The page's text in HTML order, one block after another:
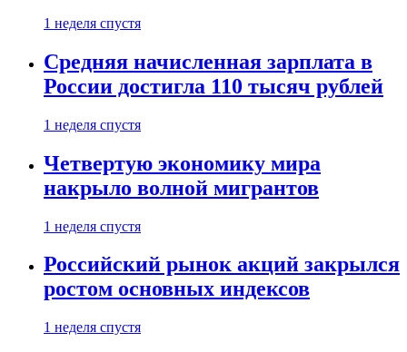
1 неделя спустя
Средняя начисленная зарплата в
России достигла 110 тысяч рублей
1 неделя спустя
Четвертую экономику мира
накрыло волной мигрантов
1 неделя спустя
Российский рынок акций закрылся
ростом основных индексов
1 неделя спустя